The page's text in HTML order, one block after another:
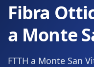
Fibra
a Monte
FTTH a Monte San